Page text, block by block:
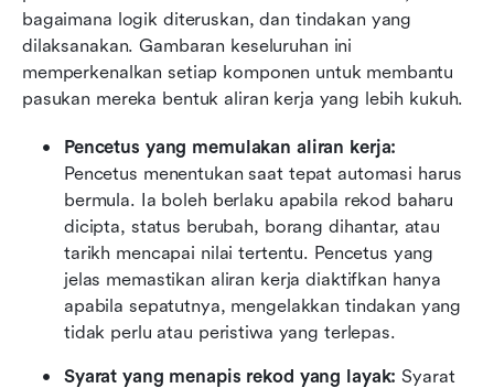
bagaimana logik diteruskan, dan tindakan yang
dilaksanakan. Gambaran keseluruhan ini
memperkenalkan setiap komponen untuk membantu
pasukan mereka bentuk aliran kerja yang lebih kukuh.
Pencetus menentukan saat tepat automasi harus
bermula. Ia boleh berlaku apabila rekod baharu
dicipta, status berubah, borang dihantar, atau
tarikh mencapai nilai tertentu. Pencetus yang
jelas memastikan aliran kerja diaktifkan hanya
apabila sepatutnya, mengelakkan tindakan yang
tidak perlu atau peristiwa yang terlepas.
Syarat yang menapis rekod yang layak: Syarat